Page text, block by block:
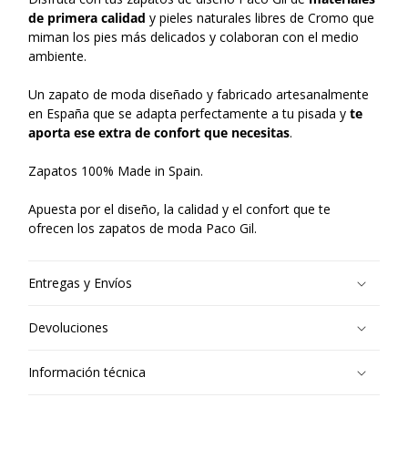
de primera calidad y pieles naturales libres de Cromo que
miman los pies más delicados y colaboran con el medio
ambiente.
Un zapato de moda diseñado y fabricado artesanalmente
en España que se adapta perfectamente a tu pisada yte
aporta ese extra de confort que necesitas.
Zapatos 100% Made in Spain.
Apuesta por el diseño, la calidad y el confort que te
ofrecen los zapatos de moda Paco Gil.
Entregas y Envíos
Devoluciones
Información técnica